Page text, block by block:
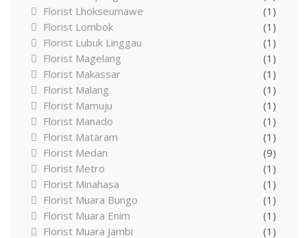
Florist Lhokseumawe
(1)
Florist Lombok
(1)
Florist Lubuk Linggau
(1)
Florist Magelang
(1)
Florist Makassar
(1)
Florist Malang
(1)
Florist Mamuju
(1)
Florist Manado
(1)
Florist Mataram
(1)
Florist Medan
(9)
Florist Metro
(1)
Florist Minahasa
(1)
Florist Muara Bungo
(1)
Florist Muara Enim
(1)
Florist Muara Jambi
(1)